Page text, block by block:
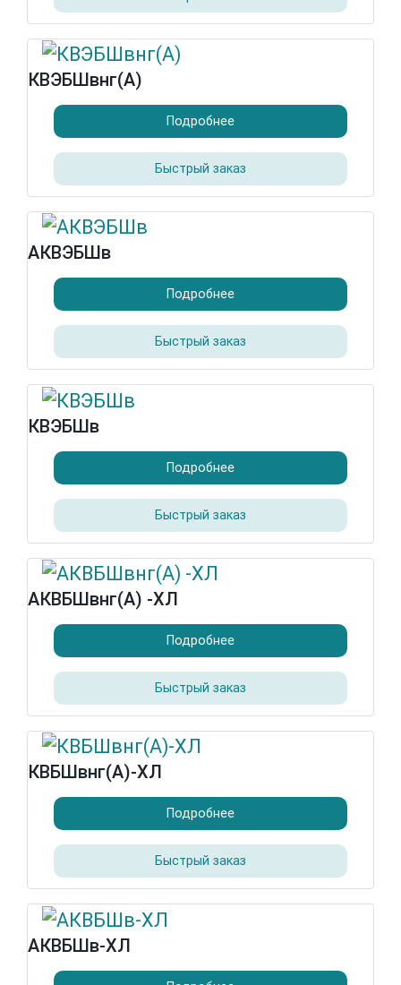
КВЭБШвнг(А)
Подробнее
Быстрый заказ
АКВЭБШв
Подробнее
Быстрый заказ
КВЭБШв
Подробнее
Быстрый заказ
АКВБШвнг(А) -ХЛ
Подробнее
Быстрый заказ
КВБШвнг(А)-ХЛ
Подробнее
Быстрый заказ
АКВБШв-ХЛ